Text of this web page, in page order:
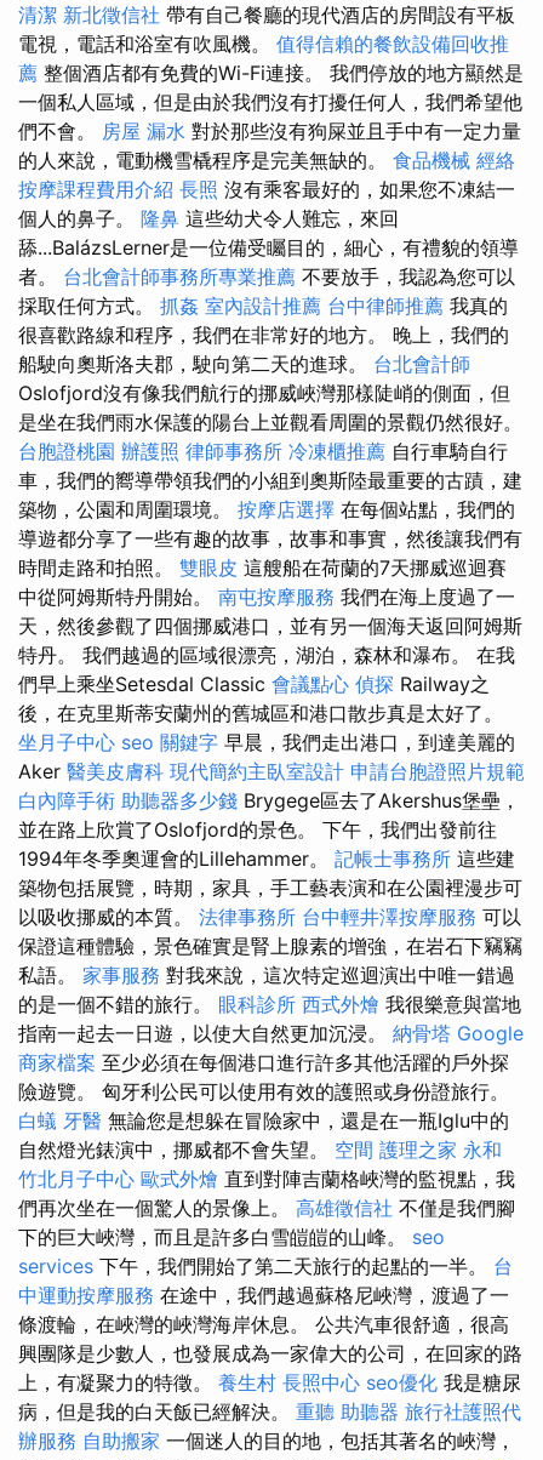
清潔 新北徵信社 帶有自己餐廳的現代酒店的房間設有平板
電視，電話和浴室有吹風機。 值得信賴的餐飲設備回收推
薦 整個酒店都有免費的Wi-Fi連接。 我們停放的地方顯然是
一個私人區域，但是由於我們沒有打擾任何人，我們希望他
們不會。 房屋 漏水 對於那些沒有狗屎並且手中有一定力量
的人來說，電動機雪橇程序是完美無缺的。 食品機械 經絡
按摩課程費用介紹 長照 沒有乘客最好的，如果您不凍結一
個人的鼻子。 隆鼻 這些幼犬令人難忘，來回
舔...BalázsLerner是一位備受矚目的，細心，有禮貌的領導
者。 台北會計師事務所專業推薦 不要放手，我認為您可以
採取任何方式。 抓姦 室內設計推薦 台中律師推薦 我真的
很喜歡路線和程序，我們在非常好的地方。 晚上，我們的
船駛向奧斯洛夫郡，駛向第二天的進球。 台北會計師
Oslofjord沒有像我們航行的挪威峽灣那樣陡峭的側面，但
是坐在我們雨水保護的陽台上並觀看周圍的景觀仍然很好。
台胞證桃園 辦護照 律師事務所 冷凍櫃推薦 自行車騎自行
車，我們的嚮導帶領我們的小組到奧斯陸最重要的古蹟，建
築物，公園和周圍環境。 按摩店選擇 在每個站點，我們的
導遊都分享了一些有趣的故事，故事和事實，然後讓我們有
時間走路和拍照。 雙眼皮 這艘船在荷蘭的7天挪威巡迴賽
中從阿姆斯特丹開始。 南屯按摩服務 我們在海上度過了一
天，然後參觀了四個挪威港口，並有另一個海天返回阿姆斯
特丹。 我們越過的區域很漂亮，湖泊，森林和瀑布。 在我
們早上乘坐Setesdal Classic 會議點心 偵探 Railway之
後，在克里斯蒂安蘭州的舊城區和港口散步真是太好了。
坐月子中心 seo 關鍵字 早晨，我們走出港口，到達美麗的
Aker 醫美皮膚科 現代簡約主臥室設計 申請台胞證照片規範
白內障手術 助聽器多少錢 Brygege區去了Akershus堡壘，
並在路上欣賞了Oslofjord的景色。 下午，我們出發前往
1994年冬季奧運會的Lillehammer。 記帳士事務所 這些建
築物包括展覽，時期，家具，手工藝表演和在公園裡漫步可
以吸收挪威的本質。 法律事務所 台中輕井澤按摩服務 可以
保證這種體驗，景色確實是腎上腺素的增強，在岩石下竊竊
私語。 家事服務 對我來說，這次特定巡迴演出中唯一錯過
的是一個不錯的旅行。 眼科診所 西式外燴 我很樂意與當地
指南一起去一日遊，以使大自然更加沉浸。 納骨塔 Google
商家檔案 至少必須在每個港口進行許多其他活躍的戶外探
險遊覽。 匈牙利公民可以使用有效的護照或身份證旅行。
白蟻 牙醫 無論您是想躲在冒險家中，還是在一瓶Iglu中的
自然燈光錶演中，挪威都不會失望。 空間 護理之家 永和
竹北月子中心 歐式外燴 直到對陣吉蘭格峽灣的監視點，我
們再次坐在一個驚人的景像上。 高雄徵信社 不僅是我們腳
下的巨大峽灣，而且是許多白雪皚皚的山峰。 seo
services 下午，我們開始了第二天旅行的起點的一半。 台
中運動按摩服務 在途中，我們越過蘇格尼峽灣，渡過了一
條渡輪，在峽灣的峽灣海岸休息。 公共汽車很舒適，很高
興團隊是少數人，也發展成為一家偉大的公司，在回家的路
上，有凝聚力的特徵。 養生村 長照中心 seo優化 我是糖尿
病，但是我的白天飯已經解決。 重聽 助聽器 旅行社護照代
辦服務 自助搬家 一個迷人的目的地，包括其著名的峽灣，